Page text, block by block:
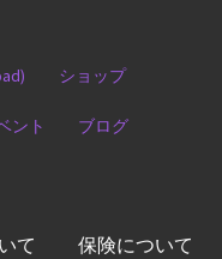
ショップ
ント ブログ
て 保険について